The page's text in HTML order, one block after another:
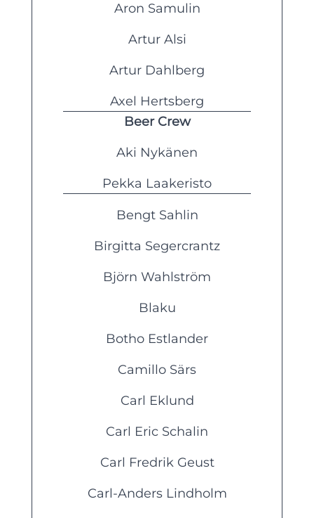
Aron Samulin
Artur Alsi
Artur Dahlberg
Axel Hertsberg
Beer Crew
Aki Nykänen
Pekka Laakeristo
Bengt Sahlin
Birgitta Segercrantz
Björn Wahlström
Blaku
Botho Estlander
Camillo Särs
Carl Eklund
Carl Eric Schalin
Carl Fredrik Geust
Carl-Anders Lindholm